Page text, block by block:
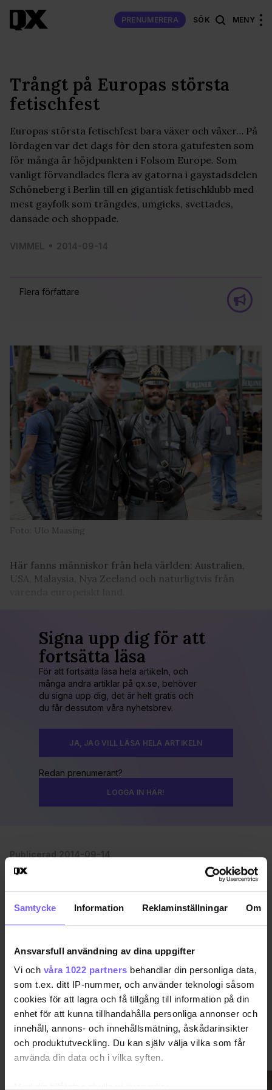
Samtycke Information Reklaminställningar Om
Ansvarsfull användning av dina uppgifter
Vi och våra 1022 partners behandlar din personliga data,
som t.ex. ditt IP-nummer, och använder teknologi såsom
cookies för att lagra och få tillgång till information på din
enhet för att kunna tillhandahålla personliga annonser och
innehåll, annons- och innehållsmätning, åskådarinsikter
och produktutveckling. Du kan själv välja vilka som får
använda din data och i vilka syften.
PRENUMERERA SÖK MENY
Flera författare
Trångt på Europas största
fetischfest
Europas största fetischfest bara växer och växer… På
lördagen var det dags för den stora gatufesten som
för många är höjdpunkten i Folsom Europe. Som
vanligt förvandlades flera av gatorna i gaystadsdelen
Schöneberg i Berlin till en gigantisk fetischklubb med
mest gayfolk som trängdes, umgicks, svettades,
dansade och shoppade.
VIMMEL 2014-09-14
Foto: Ulo Maasing
Här fanns människor från hela världen: Australien,
USA, Malaysia, Nya Zeeland och naturligtvis från
Signa upp dig för att
fortsätta läsa
För att fortsätta läsa hela artikeln, och
många andra artiklar på qx.se, behöver
du signa upp dig, det är helt gratis och
du får dessutom våra nyhetsbrev.
JA, JAG VILL LÄSA HELA ARTIKELN
Redan prenumerant?
LOGGA IN HÄR!
Publicerad 2014-09-14
Uppdaterad 2017-09-10
VIMMEL VISA MER VIMMEL